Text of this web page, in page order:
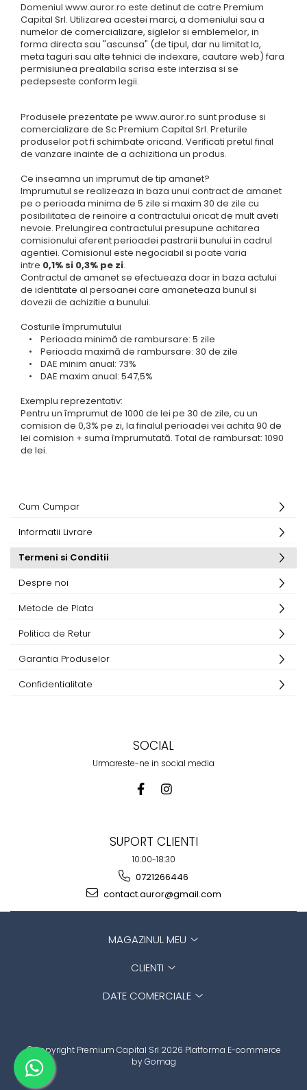
Domeniul www.auror.ro este detinut de catre Premium
Capital Srl. Utilizarea acestei marci, a domeniului sau a
numelor de comercializare, siglelor si emblemelor, in
forma directa sau "ascunsa" (de tipul, dar nu limitat la,
meta taguri sau alte tehnici de indexare, cautare web) fara
permisiunea prealabila scrisa este interzisa si se
pedepseste conform legii.
Produsele prezentate pe www.auror.ro sunt produse si
comercializare de Sc Premium Capital Srl. Preturile
produselor pot fi schimbate oricand. Verificati pretul final
de vanzare inainte de a achizitiona un produs.
Ce inseamna un imprumut de tip amanet?
Imprumutul se realizeaza in baza unui contract de amanet
pe o perioada minima de 5 zile si maxim 30 de zile cu
posibilitatea de reinoire a contractului oricat de mult aveti
nevoie. Prelungirea contractului presupune achitarea
comisionului aferent perioadei pastrarii bunului in cadrul
agentiei. Comisionul este negociabil si poate varia
intre 0,1% si 0,3% pe zi.
Contractul de amanet se efectueaza doar in baza actului
de identitate al persoanei care amaneteaza bunul si
dovezii de achizitie a bunului.
Costurile împrumutului
• Perioada minimă de rambursare: 5 zile
• Perioada maximă de rambursare: 30 de zile
• DAE minim anual: 73%
• DAE maxim anual: 547,5%
Exemplu reprezentativ:
Pentru un împrumut de 1000 de lei pe 30 de zile, cu un
comision de 0,3% pe zi, la finalul perioadei vei achita 90 de
lei comision + suma împrumutată. Total de rambursat: 1090
de lei.
Cum Cumpar
Informatii Livrare
Termeni si Conditii
Despre noi
Metode de Plata
Politica de Retur
Garantia Produselor
Confidentialitate
SOCIAL
Urmareste-ne in social media
SUPORT CLIENTI
10:00-18:30
0721266446
contact.auror@gmail.com
MAGAZINUL MEU
CLIENTI
DATE COMERCIALE
©Copyright Premium Capital Srl 2026 Platforma E-commerce
by Gomag